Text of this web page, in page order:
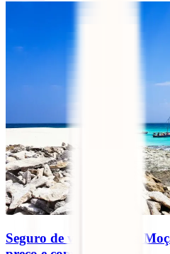
Seguro de viagem para